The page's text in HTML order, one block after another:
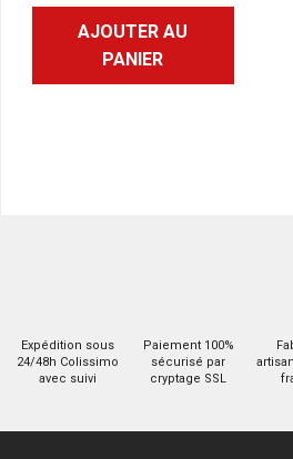
AJOUTER AU
PANIER
Expédition sous
24/48h Colissimo
avec suivi
Paiement 100%
sécurisé par
cryptage SSL